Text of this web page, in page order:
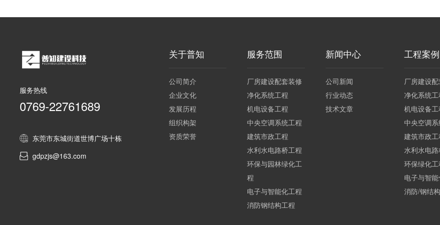
服务热线
0769-22761689
东莞市东城街道世博广场十栋
gdpzjs@163.com
关于普知
公司简介
企业文化
发展历程
组织构架
资质荣誉
服务范围
厂房建设配套装修
净化系统工程
机电设备工程
中央空调系统工程
建筑市政工程
水利水电路桥工程
环保与园林绿化工
程
电子与智能化工程
消防钢结构工程
新闻中心
公司新闻
行业动态
技术文章
工程案例
厂房建设
净化系统
机电设备
中央空调
建筑市政
水利水电
环保绿化
电子与智
消防/钢结